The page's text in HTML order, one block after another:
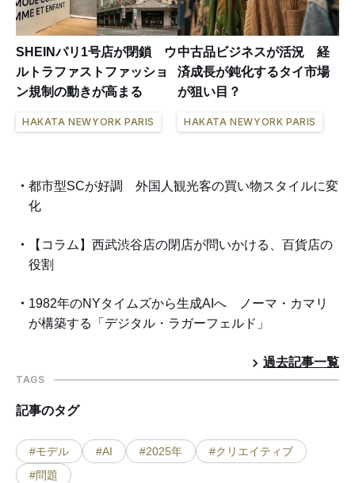
SHEINパリ1号店が閉鎖 ウ
ルトラファストファッショ
ン規制の動きが高まる
HAKATA NEWYORK PARIS
中古品ビジネスが活況 経
済成長が鈍化するタイ市場
が狙い目？
HAKATA NEWYORK PARIS
都市型SCが好調 外国人観光客の買い物スタイルに変
化
【コラム】西武渋谷店の閉店が問いかける、百貨店の
役割
1982年のNYタイムズから生成AIへ ノーマ・カマリ
が構築する「デジタル・ラガーフェルド」
過去記事一覧
TAGS
記事のタグ
#モデル #AI #2025年
#クリエイティブ
#問題